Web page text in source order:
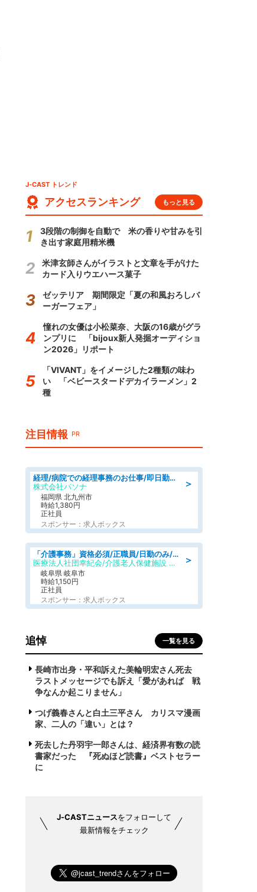
J-CAST トレンド
アクセスランキング もっと見る
3段階の制御を自動で 米の香りや甘みを引
き出す家庭用精米機
米津玄師さんがイラストと文章を手がけた
カード入りウエハース菓子
ゼッテリア 期間限定「夏の和風おろしバ
ーガーフェア」
憧れの女優は小松菜奈、大阪の16歳がグラ
ンプリに 「bijoux新人発掘オーディショ
ン2026」リポート
「VIVANT」をイメージした2種類の味わ
い 「ベビースタードデカイラーメン」2
種
注目情報 PR
＞
経理/病院での経理事務のお仕事/即日勤務可/車通勤可/経理/一般事務
株式会社パソナ
福岡県 北九州市
時給1,380円
正社員
スポンサー：求人ボックス
＞
「介護事務」資格必須/正職員/日勤のみ/介護老人保健施設
医療法人社団幸紀会/介護老人保健施設 グリーンビラ安江
岐阜県 岐阜市
時給1,150円
正社員
スポンサー：求人ボックス
追悼 一覧を見る
長崎市出身・平和訴えた美輪明宏さん死去
ラストメッセージでも訴え「愛があれば 戦
争なんか起こりません」
つげ義春さんと白土三平さん カリスマ漫画
家、二人の「違い」とは？
死去した丹羽宇一郎さんは、経済界有数の読
書家だった 『死ぬほど読書』ベストセラー
に
J-CASTニュースをフォローして
最新情報をチェック